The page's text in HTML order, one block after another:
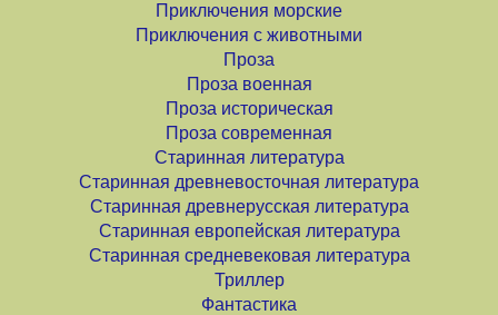
Приключения морские
Приключения с животными
Проза
Проза военная
Проза историческая
Проза современная
Старинная литература
Старинная древневосточная литература
Старинная древнерусская литература
Старинная европейская литература
Старинная средневековая литература
Триллер
Фантастика